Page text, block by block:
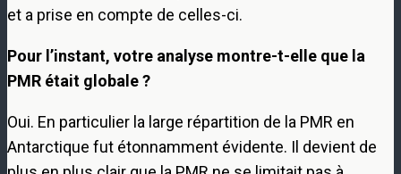
et a prise en compte de celles-ci.
Pour l’instant, votre analyse montre-t-elle que la
PMR était globale ?
Oui. En particulier la large répartition de la PMR en
Antarctique fut étonnamment évidente. Il devient de